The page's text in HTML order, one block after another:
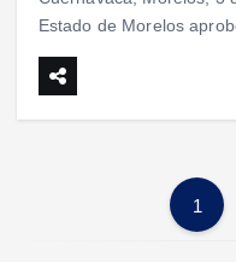
Estado de Morelos
1